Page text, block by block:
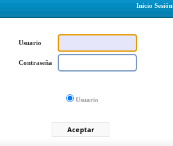
Inicio Sesión
Usuario
Contraseña
Usuario
Aceptar